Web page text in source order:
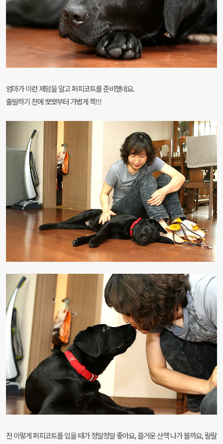
엄마가 이런 제맘을 알고 퍼피코트를 준비했네요.
출발하기 전에 뽀뽀부터 가볍게 쪽!!!
전 이렇게 퍼피코트를 입을 때가 정말정말 좋아요, 즐거운 산책 나가 볼까요, 랄랄